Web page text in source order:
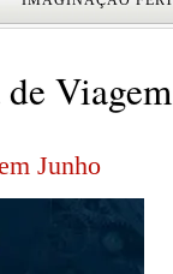
Viagem
Junho